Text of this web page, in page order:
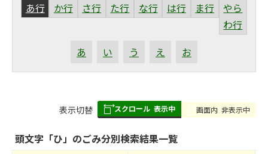
あ行
か行 さ行 た行 な行 は行 ま行
やら
わ行
あ
い う え お
表
み
の
表示切替 スクロール 表示中 画面内 非表示中
頭文字「ひ」のごみ分別検索結果一覧